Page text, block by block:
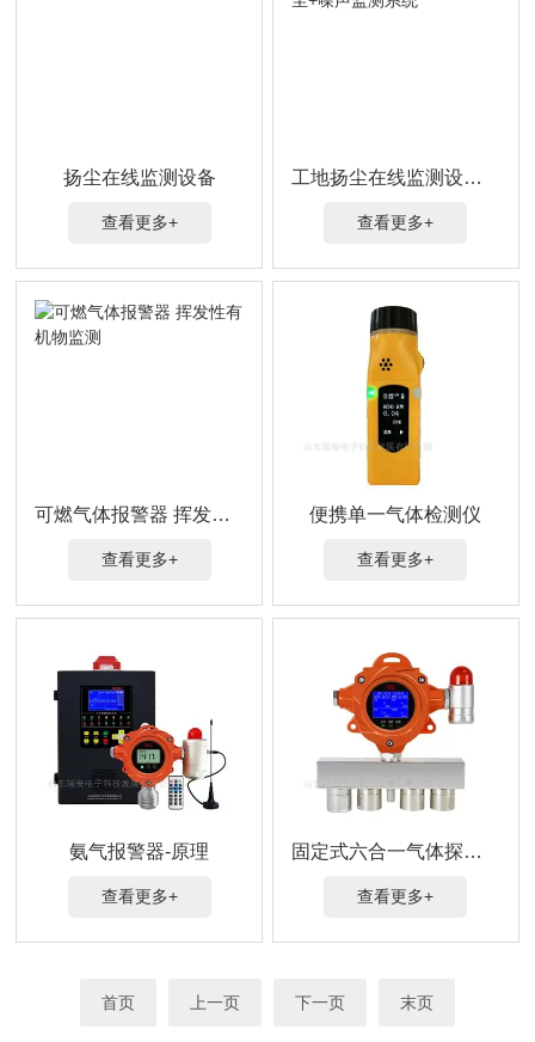
扬尘在线监测设备
查看更多+
工地扬尘在线监测设备 扬尘+噪声监测系统
查看更多+
可燃气体报警器 挥发性有机物监测
查看更多+
便携单一气体检测仪
查看更多+
氨气报警器-原理
查看更多+
固定式六合一气体探测器 1机6测
查看更多+
首页 上一页 下一页 末页